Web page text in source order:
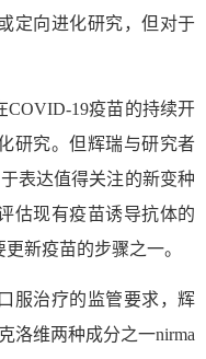
定向进化研究，但对于
19疫苗的持续开
研究。但辉瑞与研究者
表达值得关注的新变种
估现有疫苗诱导抗体的
新疫苗的步骤之一。
治疗的监管要求，辉
洛维两种成分之一nirma